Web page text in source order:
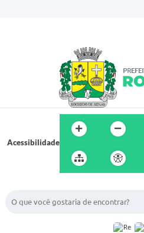
Acessibilidade